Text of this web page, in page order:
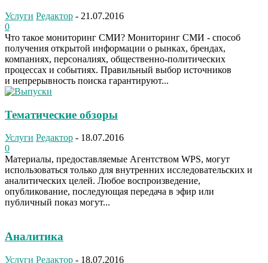
Услуги Редактор - 21.07.2016
0
Что такое мониторинг СМИ? Мониторинг СМИ - способ
получения открытой информации о рынках, брендах,
компаниях, персоналиях, общественно-политических
процессах и событиях. Правильный выбор источников
и непрерывность поиска гарантируют...
Тематические обзоры
Услуги Редактор - 18.07.2016
0
Материалы, предоставляемые Агентством WPS, могут
использоваться только для внутренних исследовательских и
аналитических целей. Любое воспроизведение,
опубликование, последующая передача в эфир или
публичный показ могут...
Аналитика
Услуги Редактор - 18.07.2016